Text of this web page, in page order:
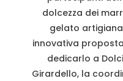
dolcezza dei
gelato
innovativa
dedicarlo a
Girardello, la